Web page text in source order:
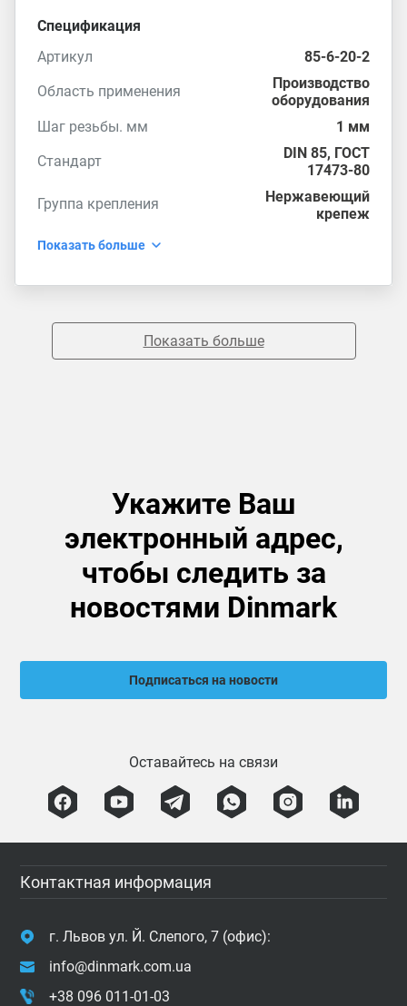
Спецификация
Артикул
85-6-20-2
Область применения
Производство
оборудования
Шаг резьбы. мм
1 мм
Стандарт
DIN 85, ГОСТ
17473-80
Группа крепления
Нержавеющий
крепеж
Показать больше
Показать больше
Укажите Ваш
электронный адрес,
чтобы следить за
новостями Dinmark
Подписаться на новости
Оставайтесь на связи
Контактная информация
г. Львов ул. Й. Слепого, 7 (офис):
info@dinmark.com.ua
+38 096 011-01-03